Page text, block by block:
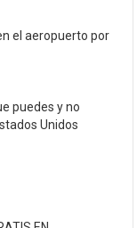
el aeropuerto por
puedes y no
Unidos